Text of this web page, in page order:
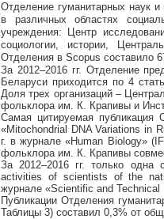
Отделение гуманитарных наук
в различных областях
учреждения: Центр
социологии, истории,
Отделения в Scopus составило
За 2012–2016 гг. Отделение
Беларуси приходится по 4
Доля трех организаций –
фольклора им. К. Крапивы и
Самая цитируемая
«Mitochondrial DNA Variations in
г. в журнале «Human Biology» (IF
фольклора им. К. Крапивы
За 2012–2016 гг. только одна
activities of scientists of the
журнале «Scientific and Technical
Публикации Отделения
Таблицы 3) составил 0,3% от